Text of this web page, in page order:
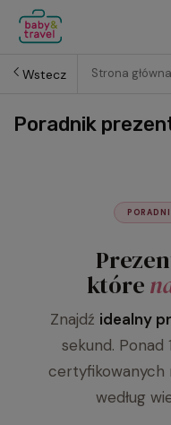
Wstecz Strona główna
Poradnik
które
Znajdź idealny
sekund.
certyfikowanych
według